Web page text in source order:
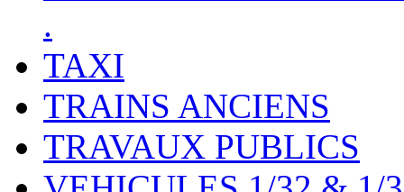
.
TAXI
TRAINS ANCIENS
TRAVAUX PUBLICS